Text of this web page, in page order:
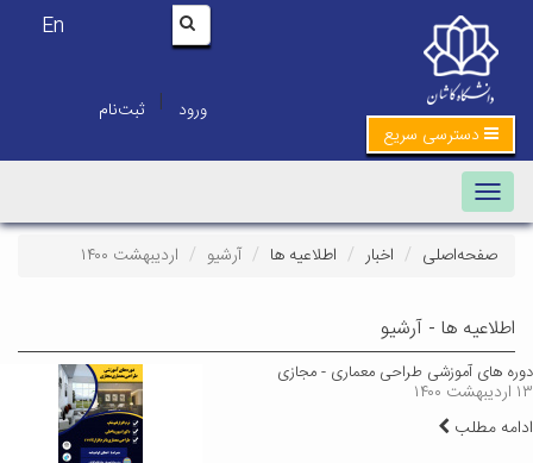
En
ورود | ثبت‌نام
دسترسی سریع
Toggle navigation
صفحه‌اصلی اخبار اطلاعیه ها آرشیو اردیبهشت ۱۴۰۰
اطلاعیه ها - آرشیو
دوره های آموزشی طراحی معماری - مجازی
۱۳ اردیبهشت ۱۴۰۰
ادامه مطلب